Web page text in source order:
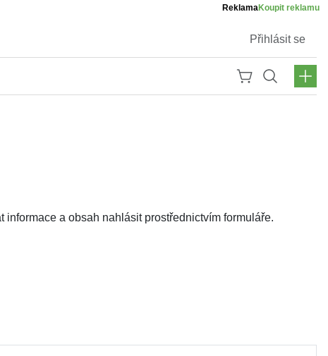
ReklamaKoupit reklamu
Přihlásit se
a obsah nahlásit prostřednictvím formuláře.